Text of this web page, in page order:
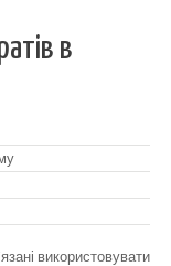
в
використовувати